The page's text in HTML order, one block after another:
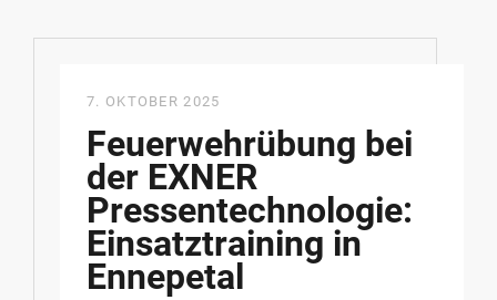
7. OKTOBER 2025
Feuerwehrübung bei
der EXNER
Pressentechnologie:
Einsatztraining in
Ennepetal